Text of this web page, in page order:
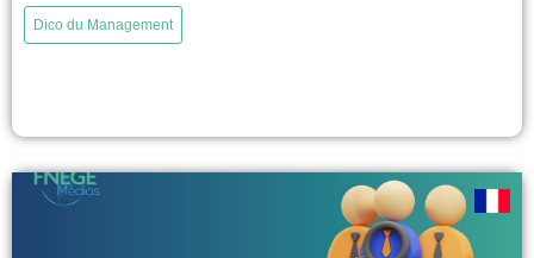
aussi donné lieu à des critiques et à des débats, engendrés parfois par des
confusions ou une méconnaissance de ce concept. Cela rend d’autant plus
Dico du Management